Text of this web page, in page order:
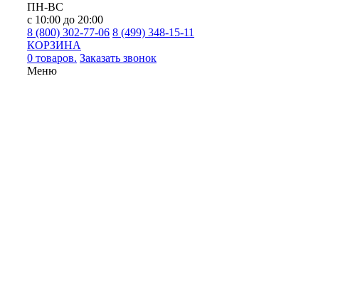
ПН-ВС
с 10:00 до 20:00
8 (800) 302-77-06 8 (499) 348-15-11
КОРЗИНА
0 товаров. Заказать звонок
Меню